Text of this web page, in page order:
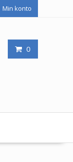
Min konto
0